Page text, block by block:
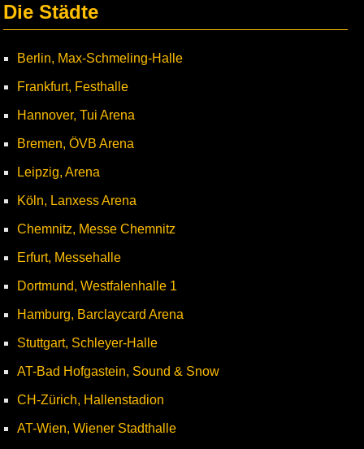
Die Städte
Berlin, Max-Schmeling-Halle
Frankfurt, Festhalle
Hannover, Tui Arena
Bremen, ÖVB Arena
Leipzig, Arena
Köln, Lanxess Arena
Chemnitz, Messe Chemnitz
Erfurt, Messehalle
Dortmund, Westfalenhalle 1
Hamburg, Barclaycard Arena
Stuttgart, Schleyer-Halle
AT-Bad Hofgastein, Sound & Snow
CH-Zürich, Hallenstadion
AT-Wien, Wiener Stadthalle